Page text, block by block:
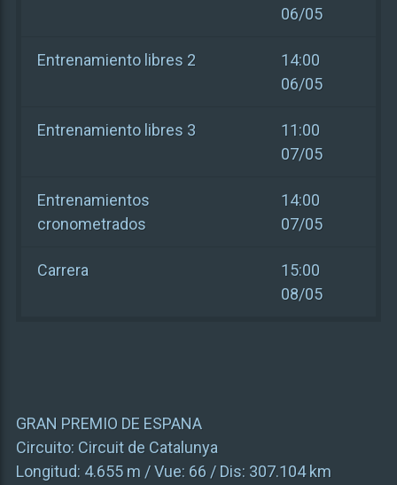
06/05
Entrenamiento libres 2
14:00
06/05
Entrenamiento libres 3
11:00
07/05
Entrenamientos
cronometrados
14:00
07/05
Carrera
15:00
08/05
GRAN PREMIO DE ESPANA
Circuito: Circuit de Catalunya
Longitud: 4.655 m / Vue: 66 / Dis: 307.104 km